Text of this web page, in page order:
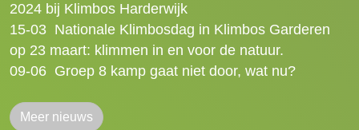
2024 bij Klimbos Harderwijk
15-03 Nationale Klimbosdag in Klimbos Garderen
op 23 maart: klimmen in en voor de natuur.
09-06 Groep 8 kamp gaat niet door, wat nu?
Meer nieuws